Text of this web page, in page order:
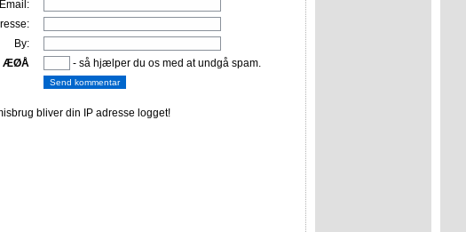
Email:
By:
ÆØÅ - så hjælper du os med at undgå spam.
bliver din IP adresse logget!